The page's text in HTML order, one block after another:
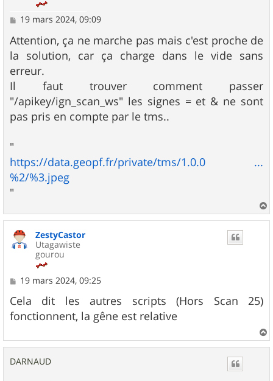
M
s
s
a
g
e
19 mars 2024, 09:09
Attention, ça ne marche pas mais c'est proche de
la solution, car ça charge dans le vide sans
erreur.
Il faut trouver comment passer
"/apikey/ign_scan_ws" les signes = et & ne sont
pas pris en compte par le tms..
"
https://data.geopf.fr/private/tms/1.0.0 ...
%2/%3.jpeg
"
a
ZestyCastor
Utagawiste
gourou
M
s
s
a
e
19 mars 2024, 09:25
Cela dit les autres scripts (Hors Scan 25)
fonctionnent, la gêne est relative
a
DARNAUD